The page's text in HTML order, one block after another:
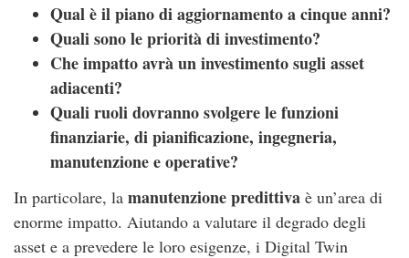
Qual è il piano di aggiornamento a cinque anni?
Quali sono le priorità di investimento?
Che impatto avrà un investimento sugli asset
adiacenti?
Quali ruoli dovranno svolgere le funzioni
finanziarie, di pianificazione, ingegneria,
manutenzione e operative?
In particolare, la manutenzione predittiva è un’area di
enorme impatto. Aiutando a valutare il degrado degli
asset e a prevedere le loro esigenze, i Digital Twin